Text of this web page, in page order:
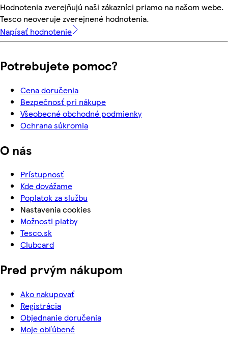
Hodnotenia zverejňujú naši zákazníci priamo na našom webe.
Tesco neoveruje zverejnené hodnotenia.
Napísať hodnotenie
Potrebujete pomoc?
Cena doručenia
Bezpečnosť pri nákupe
Všeobecné obchodné podmienky
Ochrana súkromia
O nás
Prístupnosť
Kde dovážame
Poplatok za službu
Nastavenia cookies
Možnosti platby
Tesco.sk
Clubcard
Pred prvým nákupom
Ako nakupovať
Registrácia
Objednanie doručenia
Moje obľúbené